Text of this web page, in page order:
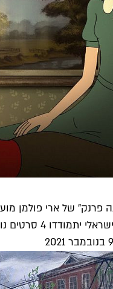
פרנק" של ארי פולמן
וגם יש כבר תאריך לעלייתו בבתי הקולנוע...
9 בנובמבר 2021